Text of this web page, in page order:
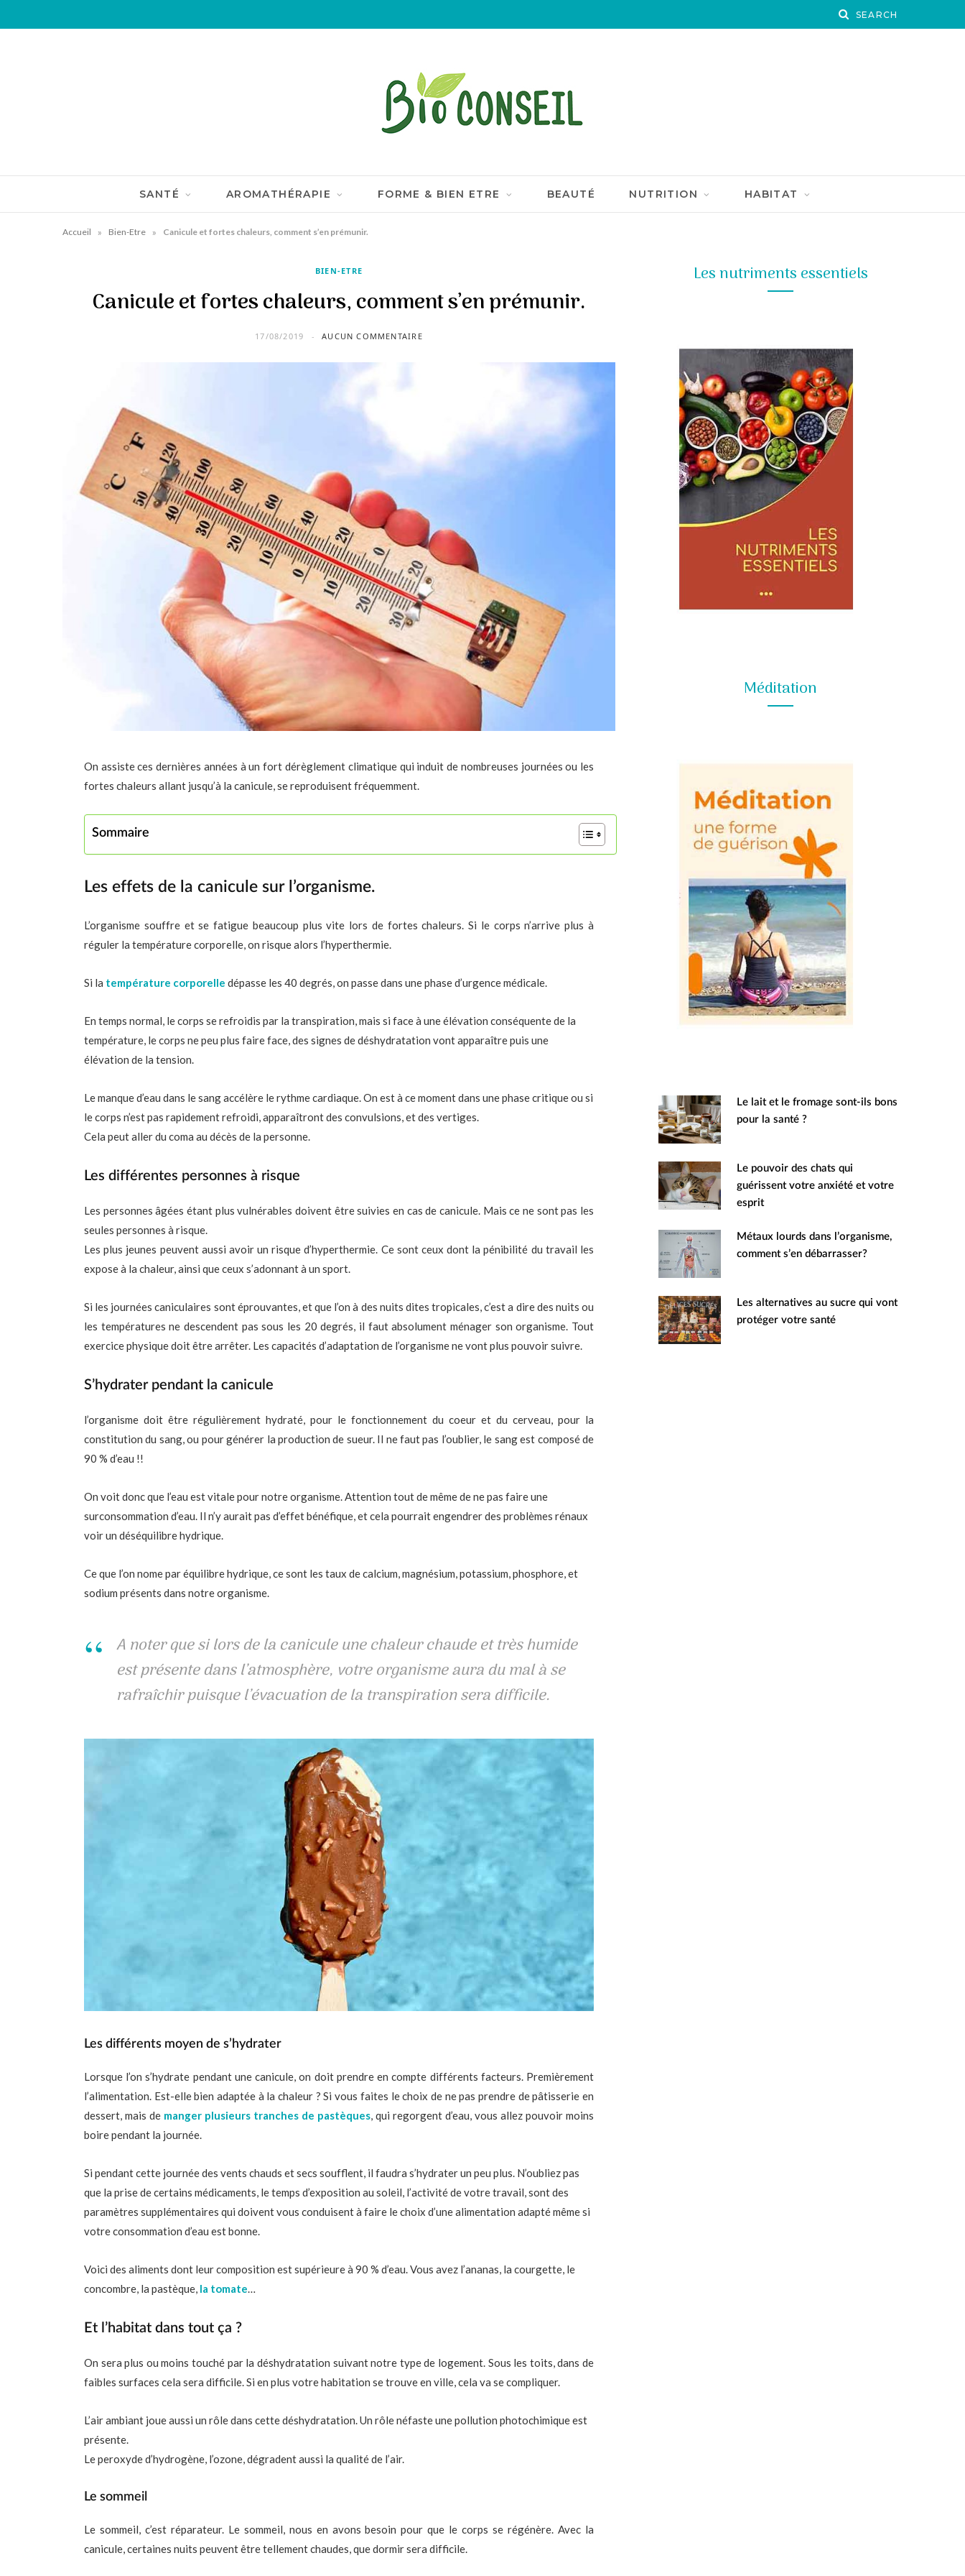
SANTÉ AROMATHÉRAPIE FORME & BIEN ETRE BEAUTÉ NUTRITION HABITAT
Accueil » Bien-Etre » Canicule et fortes chaleurs, comment s’en prémunir.
BIEN-ETRE
Canicule et fortes chaleurs, comment s’en prémunir.
17/08/2019 AUCUN COMMENTAIRE
On assiste ces dernières années à un fort dérèglement climatique qui induit de nombreuses journées ou les
fortes chaleurs allant jusqu’à la canicule, se reproduisent fréquemment.
Sommaire
Les effets de la canicule sur l’organisme.
L’organisme souffre et se fatigue beaucoup plus vite lors de fortes chaleurs. Si le corps n’arrive plus à
réguler la température corporelle, on risque alors l’hyperthermie.
Si la température corporelle dépasse les 40 degrés, on passe dans une phase d’urgence médicale.
En temps normal, le corps se refroidis par la transpiration, mais si face à une élévation conséquente de la
température, le corps ne peu plus faire face, des signes de déshydratation vont apparaître puis une
élévation de la tension.
Le manque d’eau dans le sang accélère le rythme cardiaque. On est à ce moment dans une phase critique ou si
le corps n’est pas rapidement refroidi, apparaîtront des convulsions, et des vertiges.
Cela peut aller du coma au décès de la personne.
Les différentes personnes à risque
Les personnes âgées étant plus vulnérables doivent être suivies en cas de canicule. Mais ce ne sont pas les
seules personnes à risque.
Les plus jeunes peuvent aussi avoir un risque d’hyperthermie. Ce sont ceux dont la pénibilité du travail les
expose à la chaleur, ainsi que ceux s’adonnant à un sport.
Si les journées caniculaires sont éprouvantes, et que l’on à des nuits dites tropicales, c’est a dire des nuits ou
les températures ne descendent pas sous les 20 degrés, il faut absolument ménager son organisme. Tout
exercice physique doit être arrêter. Les capacités d’adaptation de l’organisme ne vont plus pouvoir suivre.
S’hydrater pendant la canicule
l’organisme doit être régulièrement hydraté, pour le fonctionnement du coeur et du cerveau, pour la
constitution du sang, ou pour générer la production de sueur. Il ne faut pas l’oublier, le sang est composé de
90 % d’eau !!
On voit donc que l’eau est vitale pour notre organisme. Attention tout de même de ne pas faire une
surconsommation d’eau. Il n’y aurait pas d’effet bénéfique, et cela pourrait engendrer des problèmes rénaux
voir un déséquilibre hydrique.
Ce que l’on nome par équilibre hydrique, ce sont les taux de calcium, magnésium, potassium, phosphore, et
sodium présents dans notre organisme.
A noter que si lors de la canicule une chaleur chaude et très humide
est présente dans l’atmosphère, votre organisme aura du mal à se
rafraîchir puisque l’évacuation de la transpiration sera difficile.
Les différents moyen de s’hydrater
Lorsque l’on s’hydrate pendant une canicule, on doit prendre en compte différents facteurs. Premièrement
l’alimentation. Est-elle bien adaptée à la chaleur ? Si vous faites le choix de ne pas prendre de pâtisserie en
dessert, mais de manger plusieurs tranches de pastèques , qui regorgent d’eau, vous allez pouvoir moins
boire pendant la journée.
Si pendant cette journée des vents chauds et secs soufflent, il faudra s’hydrater un peu plus. N’oubliez pas
que la prise de certains médicaments, le temps d’exposition au soleil, l’activité de votre travail, sont des
paramètres supplémentaires qui doivent vous conduisent à faire le choix d’une alimentation adapté même si
votre consommation d’eau est bonne.
Voici des aliments dont leur composition est supérieure à 90 % d’eau. Vous avez l’ananas, la courgette, le
concombre, la pastèque, la tomate
Et l’habitat dans tout ça ?
On sera plus ou moins touché par la déshydratation suivant notre type de logement. Sous les toits, dans de
faibles surfaces cela sera difficile. Si en plus votre habitation se trouve en ville, cela va se compliquer.
L’air ambiant joue aussi un rôle dans cette déshydratation. Un rôle néfaste une pollution photochimique est
présente.
Le peroxyde d’hydrogène, l’ozone, dégradent aussi la qualité de l’air.
Le sommeil
Le sommeil, c’est réparateur. Le sommeil, nous en avons besoin pour que le corps se régénère. Avec la
canicule, certaines nuits peuvent être tellement chaudes, que dormir sera difficile.
Les nutriments essentiels
Méditation
Le lait et le fromage sont-ils bons
pour la santé ?
Le pouvoir des chats qui
guérissent votre anxiété et votre
esprit
Métaux lourds dans l’organisme,
comment s’en débarrasser?
Les alternatives au sucre qui vont
protéger votre santé